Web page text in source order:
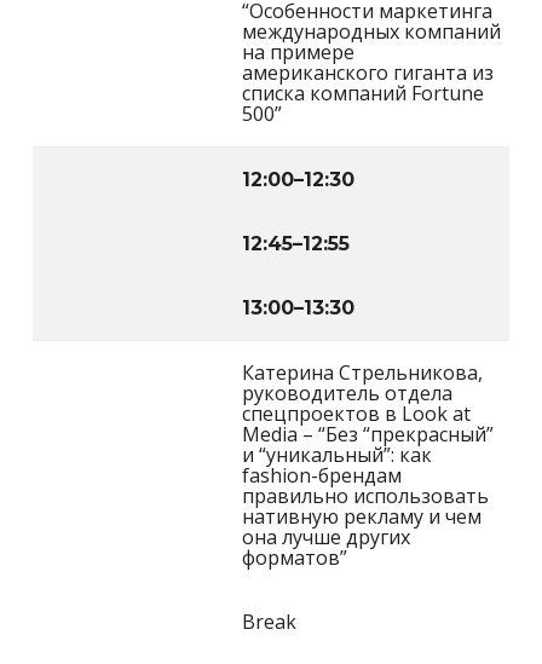
“Особенности маркетинга
международных компаний
на примере
американского гиганта из
списка компаний Fortune
500”
12:00–12:30
12:45–12:55
13:00–13:30
Катерина Стрельникова,
руководитель отдела
спецпроектов в Look at
Media – “Без “прекрасный”
и “уникальный”: как
fashion-брендам
правильно использовать
нативную рекламу и чем
она лучше других
форматов”
Break